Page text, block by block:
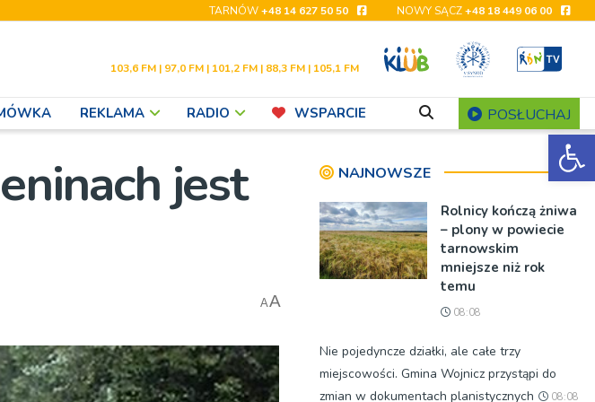
TARNÓW+48 14 627 50 50 NOWY SĄCZ+48 18 449 06 00
103,6 FM | 97,0 FM | 101,2 FM | 88,3 FM | 105,1 FM
REKLAMA RADIO WSPARCIE POSŁUCHAJ
jest
AA
NAJNOWSZE
Rolnicy kończą żniwa
– plony w powiecie
tarnowskim
mniejsze niż rok
temu
08:08
Nie pojedyncze działki, ale całe trzy
miejscowości. Gmina Wojnicz przystąpi do
zmian w dokumentach planistycznych
08:08